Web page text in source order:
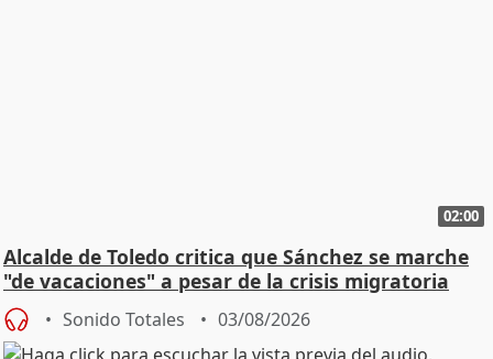
02:00
Alcalde de Toledo critica que Sánchez se marche
"de vacaciones" a pesar de la crisis migratoria
Sonido Totales 03/08/2026